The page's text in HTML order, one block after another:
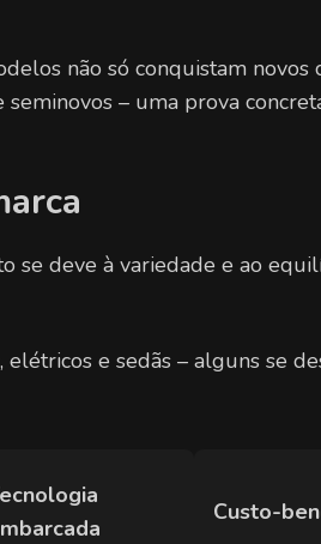
não só conquistam novos
– uma prova
se deve à variedade e ao
elétricos e sedãs – alguns se
Custo-